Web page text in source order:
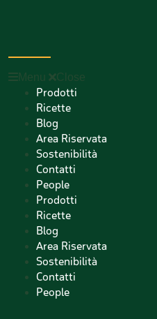
Menu Close
Prodotti
Ricette
Blog
Area Riservata
Sostenibilità
Contatti
People
Prodotti
Ricette
Blog
Area Riservata
Sostenibilità
Contatti
People